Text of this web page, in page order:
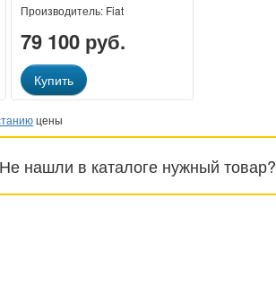
Производитель: Fiat
79 100 руб.
Купить
цены
Не нашли в каталоге нужный товар?